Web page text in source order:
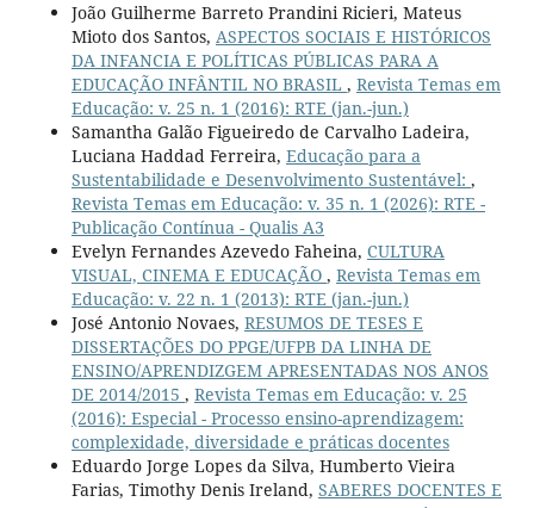
João Guilherme Barreto Prandini Ricieri, Mateus
Mioto dos Santos, ASPECTOS SOCIAIS E HISTÓRICOS
DA INFANCIA E POLÍTICAS PÚBLICAS PARA A
EDUCAÇÃO INFÂNTIL NO BRASIL , Revista Temas em
Educação: v. 25 n. 1 (2016): RTE (jan.-jun.)
Samantha Galão Figueiredo de Carvalho Ladeira,
Luciana Haddad Ferreira, Educação para a
Sustentabilidade e Desenvolvimento Sustentável: ,
Revista Temas em Educação: v. 35 n. 1 (2026): RTE -
Publicação Contínua - Qualis A3
Evelyn Fernandes Azevedo Faheina, CULTURA
VISUAL, CINEMA E EDUCAÇÃO , Revista Temas em
Educação: v. 22 n. 1 (2013): RTE (jan.-jun.)
José Antonio Novaes, RESUMOS DE TESES E
DISSERTAÇÕES DO PPGE/UFPB DA LINHA DE
ENSINO/APRENDIZGEM APRESENTADAS NOS ANOS
DE 2014/2015 , Revista Temas em Educação: v. 25
(2016): Especial - Processo ensino-aprendizagem:
complexidade, diversidade e práticas docentes
Eduardo Jorge Lopes da Silva, Humberto Vieira
Farias, Timothy Denis Ireland, SABERES DOCENTES E